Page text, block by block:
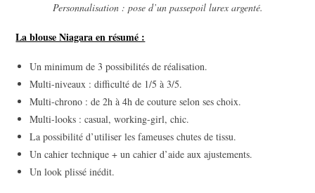
Personnalisation : pose d’un passepoil lurex argenté.
La blouse Niagara en résumé :
Un minimum de 3 possibilités de réalisation.
Multi-niveaux : difficulté de 1/5 à 3/5.
Multi-chrono : de 2h à 4h de couture selon ses choix.
Multi-looks : casual, working-girl, chic.
La possibilité d’utiliser les fameuses chutes de tissu.
Un cahier technique + un cahier d’aide aux ajustements.
Un look plissé inédit.